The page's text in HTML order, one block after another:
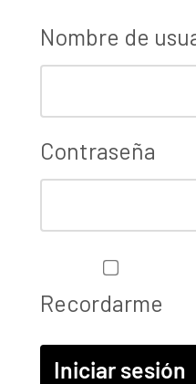
Nombre de
Contraseña
Recordarme